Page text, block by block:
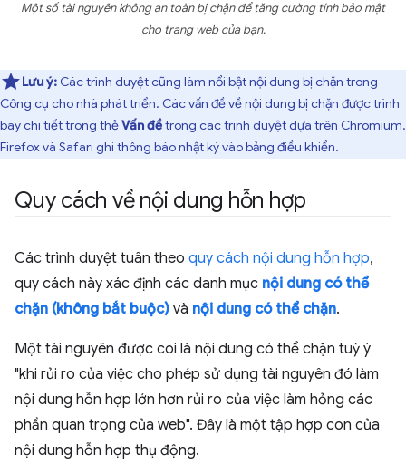
Một số tài nguyên không an toàn bị chặn để tăng cường tính bảo mật
cho trang web của bạn.
Lưu ý: Các trình duyệt cũng làm nổi bật nội dung bị chặn trong
Công cụ cho nhà phát triển. Các vấn đề về nội dung bị chặn được trình
bày chi tiết trong thẻVấn đềtrong các trình duyệt dựa trên Chromium.
Firefox và Safari ghi thông báo nhật ký vào bảng điều khiển.
Quy cách về nội dung hỗn hợp
Các trình duyệt tuân theo quy cách nội dung hỗn hợp,
quy cách này xác định các danh mục nội dung có thể
chặn (không bắt buộc) và nội dung có thể chặn.
Một tài nguyên được coi là nội dung có thể chặn tuỳ ý
"khi rủi ro của việc cho phép sử dụng tài nguyên đó làm
nội dung hỗn hợp lớn hơn rủi ro của việc làm hỏng các
phần quan trọng của web". Đây là một tập hợp con của
nội dung hỗn hợp thụ động.